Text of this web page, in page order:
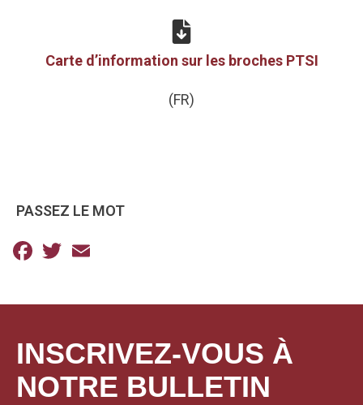
Carte d’information sur les broches PTSI
(FR)
PASSEZ LE MOT
Facebook
Twitter
INSCRIVEZ-VOUS À
NOTRE BULLETIN